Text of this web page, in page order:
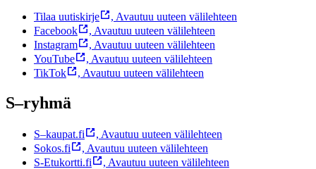
Tilaa uutiskirje , Avautuu uuteen välilehteen
Facebook
, Avautuu uuteen välilehteen
Instagram
, Avautuu uuteen välilehteen
YouTube
, Avautuu uuteen välilehteen
TikTok
, Avautuu uuteen välilehteen
S–ryhmä
S–kaupat.fi , Avautuu uuteen välilehteen
Sokos.fi
, Avautuu uuteen välilehteen
S-Etukortti.fi
, Avautuu uuteen välilehteen